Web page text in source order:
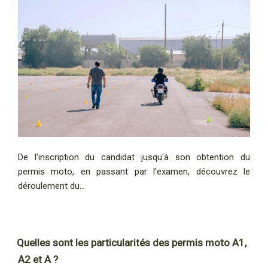
De l'inscription du candidat jusqu'à son obtention du
permis moto, en passant par l'examen, découvrez le
déroulement du…
Quelles sont les particularités des permis moto A1,
A2 et A ?